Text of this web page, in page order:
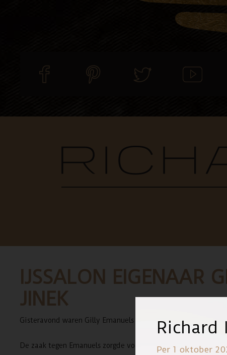
IJSSALON EIGENAAR
JINEK
Gisteravond waren Gilly Emanuels van IJssalon Het
De zaak tegen Emanuels zorgde voor veel onbegrip. De
Richard
Per 1 oktober